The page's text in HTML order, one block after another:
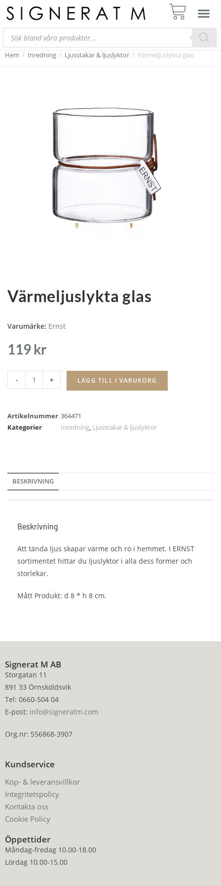
Hem / Inredning / Ljusstakar & ljuslyktor / Värmeljuslykta glas
Värmeljuslykta glas
Varumärke: Ernst
119 kr
- + LÄGG TILL I VARUKORG
Artikelnummer 364471
Kategorier
Inredning, Ljusstakar & ljuslyktor
BESKRIVNING
Beskrivning
Att tända ljus skapar värme och ro i hemmet. I ERNST
sortimentet hittar du ljuslyktor i alla dess former och
storlekar.
Mått Produkt: d 8 * h 8 cm.
Signerat M AB
Storgatan 11
891 33 Örnsköldsvik
Tel: 0660-504 04
E-post: info@signeratm.com
Org.nr: 556868-3907
Kundservice
Köp- & leveransvillkor
Integritetspolicy
Kontakta oss
Cookie Policy
Öppettider
Måndag-fredag 10.00-18.00
Lördag 10.00-15.00